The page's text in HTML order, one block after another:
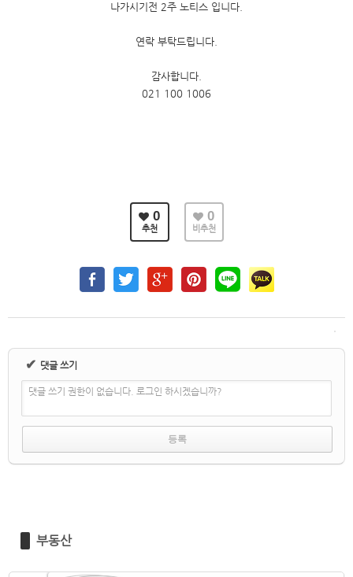
나가시기전 2주 노티스 입니다.
연락 부탁드립니다.
감사합니다.
021 100 1006
0
추천
0
비추천
✔ 댓글 쓰기
댓글 쓰기 권한이 없습니다. 로그인 하시겠습니까?
부동산